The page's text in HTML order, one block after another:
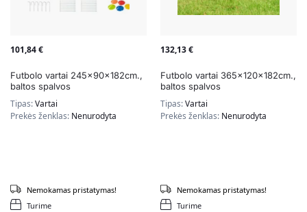
101,84€
Futbolo vartai 245x90x182cm.,
baltos spalvos
Tipas:Vartai
Prekės ženklas: Nenurodyta
Turime
Nemokamas pristatymas!
132,13€
Futbolo vartai 365x120x182cm.,
baltos spalvos
Tipas:Vartai
Prekės ženklas: Nenurodyta
Turime
Nemokamas pristatymas!